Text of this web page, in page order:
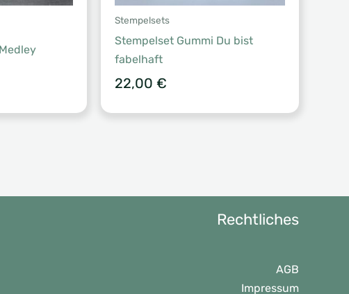
Stempelsets
Stempelset Gummi Du bist
fabelhaft
22,00 €
Rechtliches
AGB
Impressum